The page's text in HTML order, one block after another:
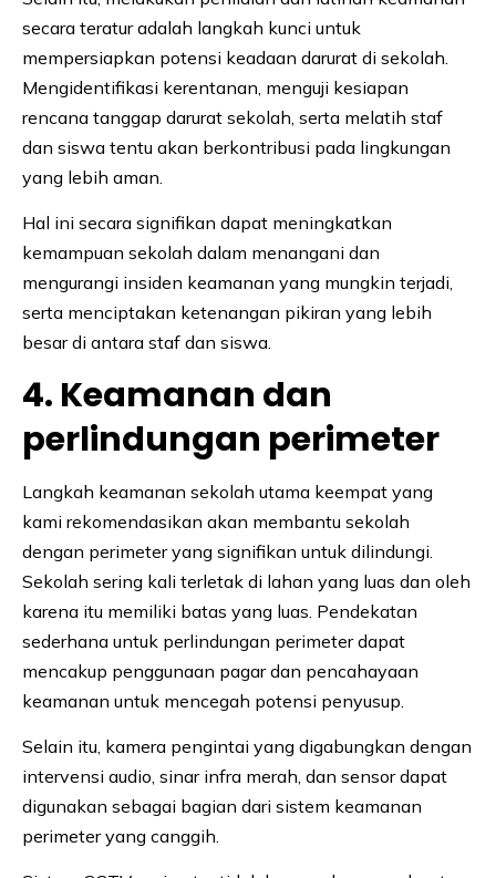
secara teratur adalah langkah kunci untuk
mempersiapkan potensi keadaan darurat di sekolah.
Mengidentifikasi kerentanan, menguji kesiapan
rencana tanggap darurat sekolah, serta melatih staf
dan siswa tentu akan berkontribusi pada lingkungan
yang lebih aman.
Hal ini secara signifikan dapat meningkatkan
kemampuan sekolah dalam menangani dan
mengurangi insiden keamanan yang mungkin terjadi,
serta menciptakan ketenangan pikiran yang lebih
besar di antara staf dan siswa.
4. Keamanan dan
perlindungan perimeter
Langkah keamanan sekolah utama keempat yang
kami rekomendasikan akan membantu sekolah
dengan perimeter yang signifikan untuk dilindungi.
Sekolah sering kali terletak di lahan yang luas dan oleh
karena itu memiliki batas yang luas. Pendekatan
sederhana untuk perlindungan perimeter dapat
mencakup penggunaan pagar dan pencahayaan
keamanan untuk mencegah potensi penyusup.
Selain itu, kamera pengintai yang digabungkan dengan
intervensi audio, sinar infra merah, dan sensor dapat
digunakan sebagai bagian dari sistem keamanan
perimeter yang canggih.